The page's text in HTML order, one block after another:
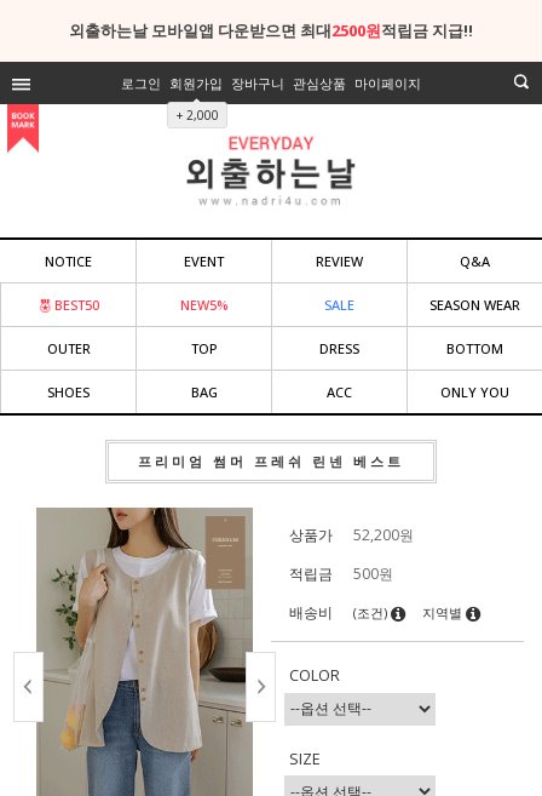
외출하는날 모바일앱 다운받으면 최대2500원적립금 지급!!
로그인 회원가입
+ 2,000
장바구니 관심상품 마이페이지
NOTICE EVENT REVIEW Q&A
BEST50 NEW5% SALE SEASON WEAR
OUTER TOP DRESS BOTTOM
SHOES BAG ACC ONLY YOU
프리미엄 썸머 프레쉬 린넨 베스트
상품가 52,200원
적립금
500원
배송비
(조건) 지역별
COLOR
SIZE